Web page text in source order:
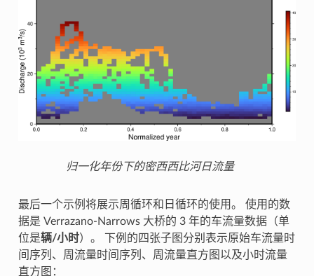
归一化年份下的密西西比河日流量
最后一个示例将展示周循环和日循环的使用。 使用的数
据是 Verrazano-Narrows 大桥的 3 年的车流量数据（单
位是辆/小时）。 下例的四张子图分别表示原始车流量时
间序列、周流量时间序列、周流量直方图以及小时流量
直方图：